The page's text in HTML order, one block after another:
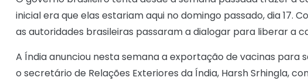
inicial era que elas estariam aqui no domingo passado, dia 17.
as autoridades brasileiras passaram a dialogar para liberar a
A Índia anunciou nesta semana a exportação de vacinas para
o secretário de Relações Exteriores da Índia, Harsh Srhingla,